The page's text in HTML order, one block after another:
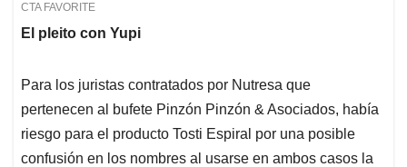
El pleito con Yupi
Para los juristas contratados por Nutresa que
pertenecen al bufete Pinzón Pinzón & Asociados, había
riesgo para el producto Tosti Espiral por una posible
confusión en los nombres al usarse en ambos casos la